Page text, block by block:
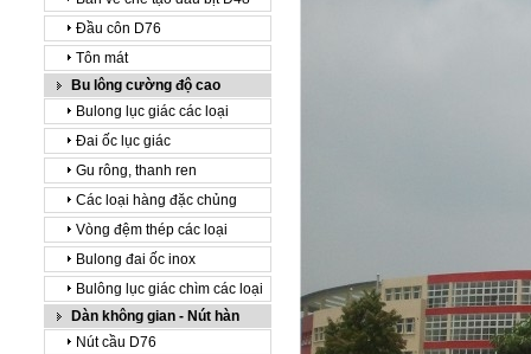
Đầu côn D76
Tôn mát
Bu lông cường độ cao
Bulong lục giác các loại
Đai ốc lục giác
Gu rông, thanh ren
Các loại hàng đặc chủng
Vòng đệm thép các loại
Bulong đai ốc inox
Bulông lục giác chìm các loại
Dàn không gian - Nút hàn
Nút cầu D76